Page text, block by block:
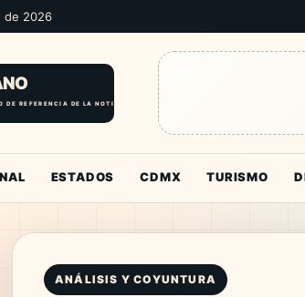
de 2026
ESTADOS CDMX TURISMO
ANÁLISIS Y COYUNTURA